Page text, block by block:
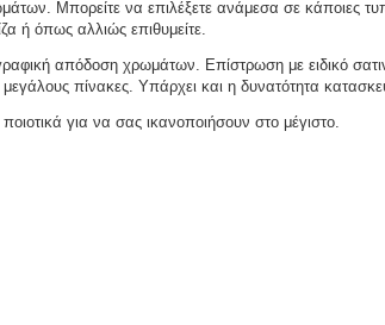
Μπορείτε να επιλέξετε ανάμεσα σε κάποιες
ή όπως αλλιώς επιθυμείτε.
απόδοση χρωμάτων. Επίστρωση με ειδικό
πίνακες. Υπάρχει και η δυνατότητα
για να σας ικανοποιήσουν στο μέγιστο.